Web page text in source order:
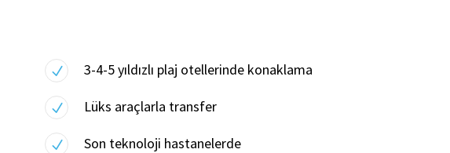
3-4-5 yıldızlı plaj otellerinde konaklama
Lüks araçlarla transfer
Son teknoloji hastanelerde